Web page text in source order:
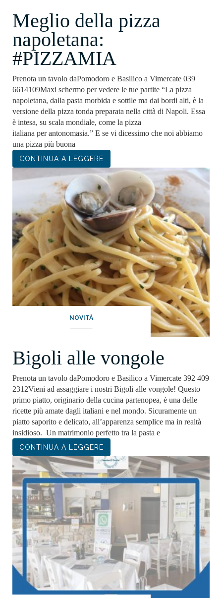
Meglio della pizza
napoletana:
#PIZZAMIA
Prenota un tavolo daPomodoro e Basilico a Vimercate 039
6614109Maxi schermo per vedere le tue partite “La pizza
napoletana, dalla pasta morbida e sottile ma dai bordi alti, è la
versione della pizza tonda preparata nella città di Napoli. Essa
è intesa, su scala mondiale, come la pizza
italiana per antonomasia.” E se vi dicessimo che noi abbiamo
una pizza più buona
CONTINUA A LEGGERE
NOVITÀ
Bigoli alle vongole
Prenota un tavolo daPomodoro e Basilico a Vimercate 392 409
2312Vieni ad assaggiare i nostri Bigoli alle vongole! Questo
primo piatto, originario della cucina partenopea, è una delle
ricette più amate dagli italiani e nel mondo. Sicuramente un
piatto saporito e delicato, all’apparenza semplice ma in realtà
insidioso. Un matrimonio perfetto tra la pasta e
CONTINUA A LEGGERE